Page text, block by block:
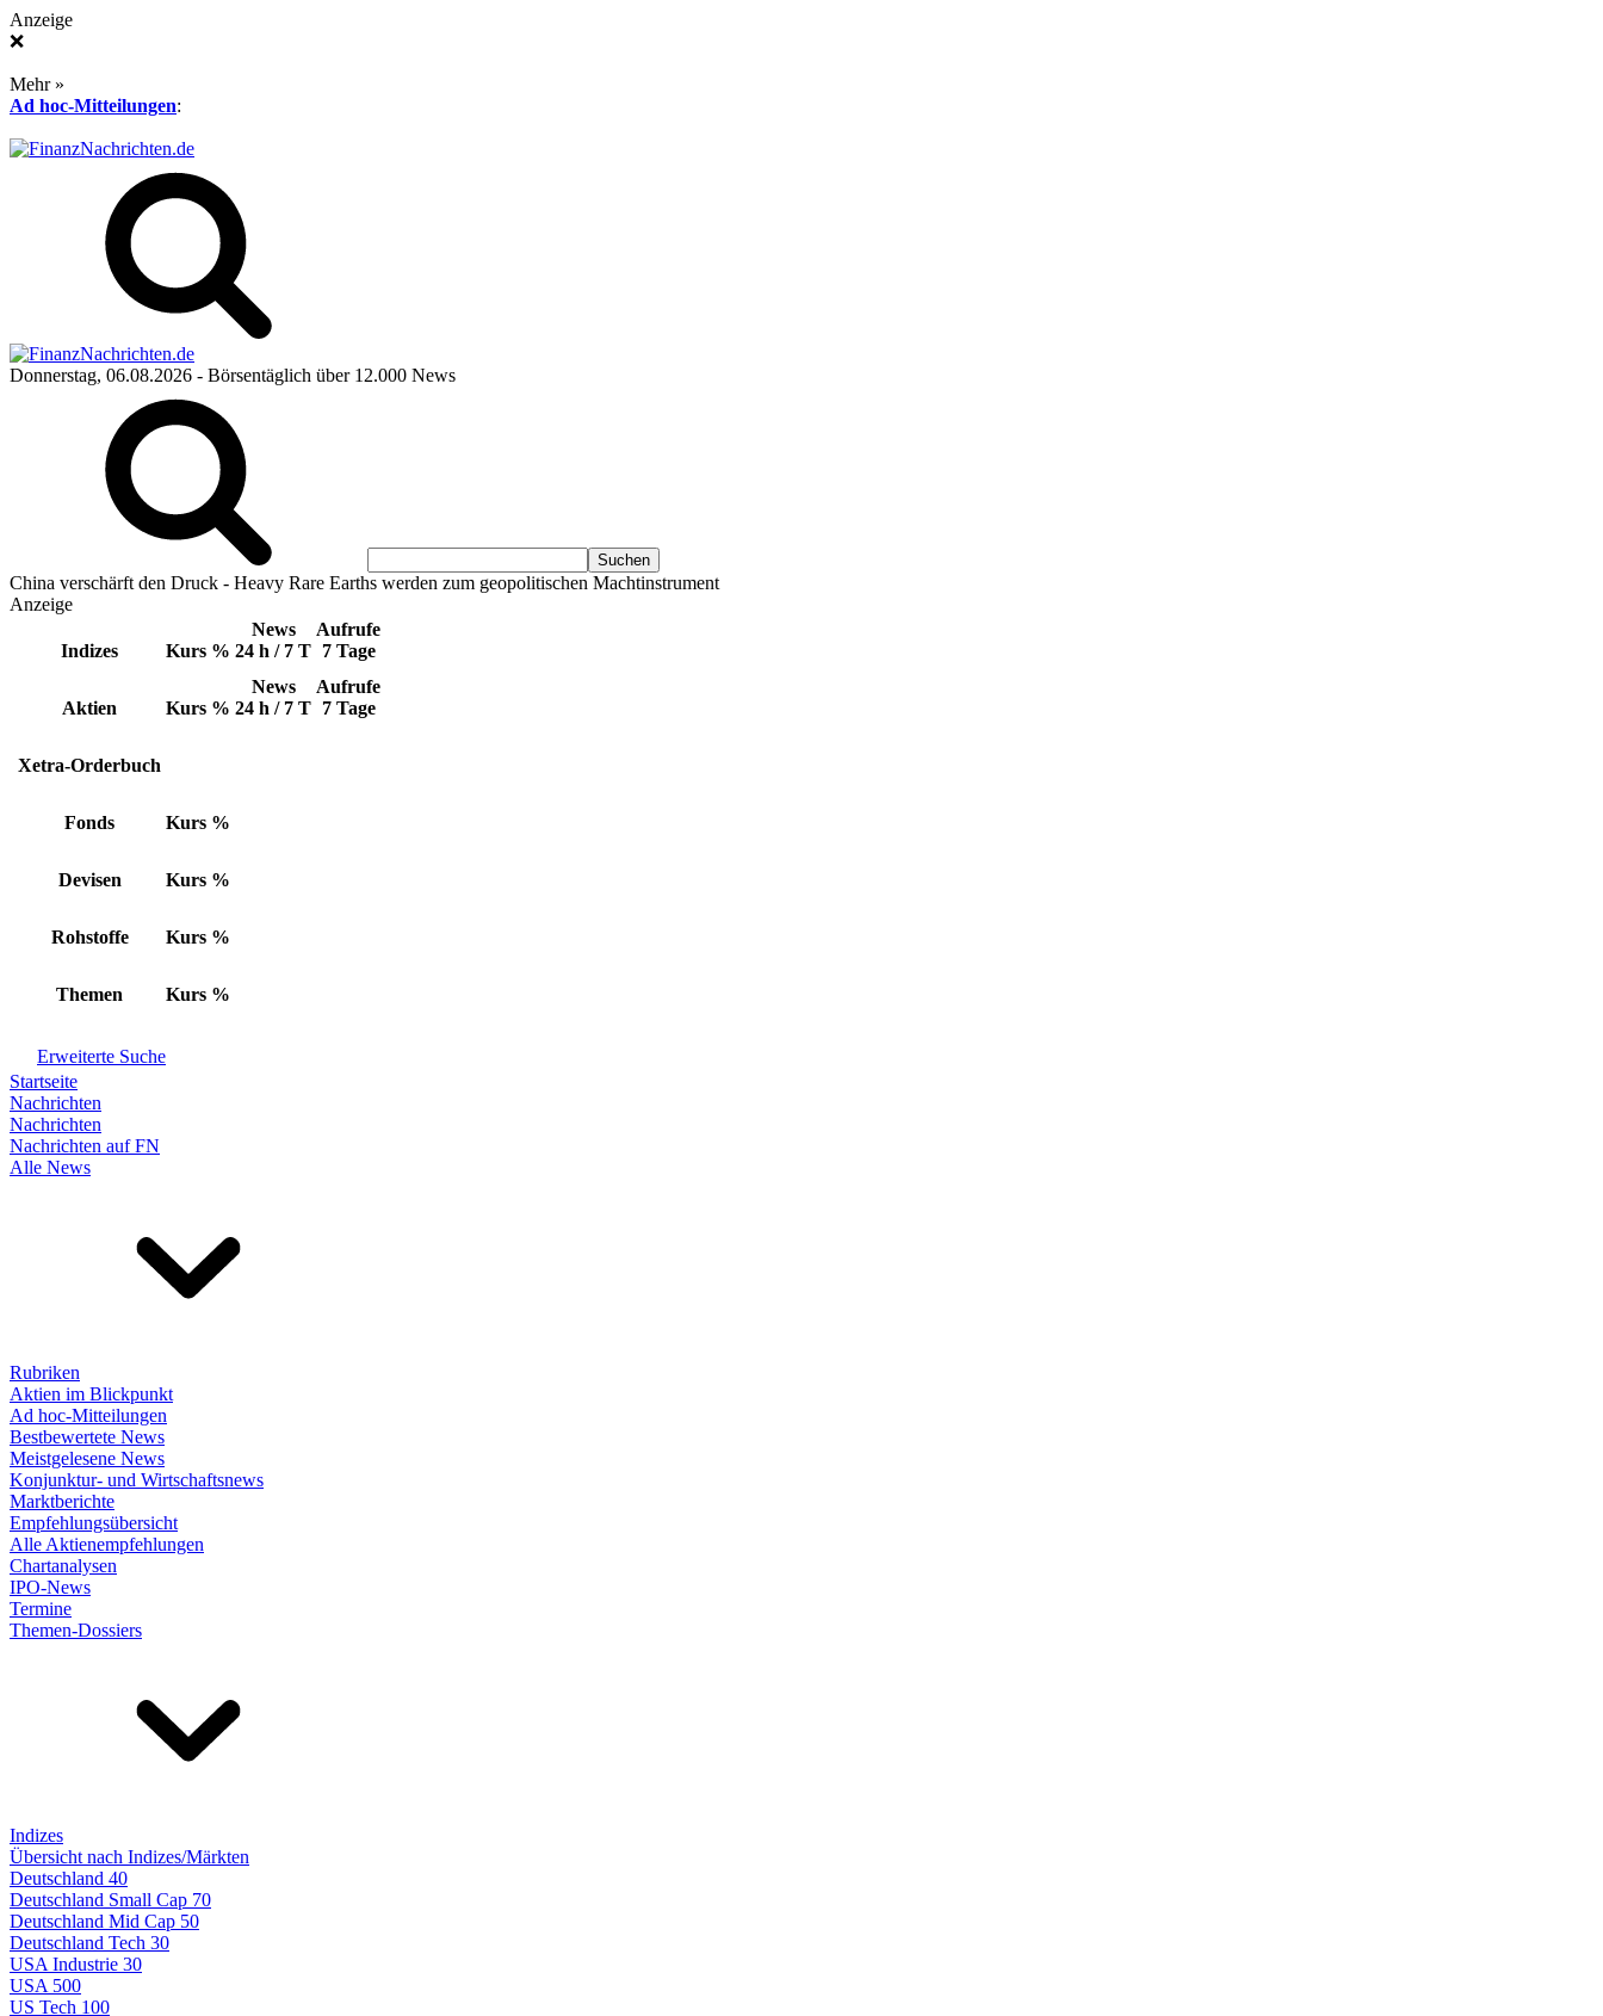
Anzeige
❌
Mehr »
Ad hoc-Mitteilungen:
Donnerstag, 06.08.2026 - Börsentäglich über 12.000 News
China verschärft den Druck - Heavy Rare Earths werden zum geopolitischen Machtinstrument
Anzeige
Indizes Kurs %
News
24 h / 7 T
Aufrufe
7 Tage
Aktien Kurs %
News
24 h / 7 T
Aufrufe
7 Tage
Xetra-Orderbuch
Fonds Kurs %
Devisen Kurs %
Rohstoffe Kurs %
Themen Kurs %
Erweiterte Suche
Startseite
Nachrichten
Nachrichten
Nachrichten auf FN
Alle News
Rubriken
Aktien im Blickpunkt
Ad hoc-Mitteilungen
Bestbewertete News
Meistgelesene News
Konjunktur- und Wirtschaftsnews
Marktberichte
Empfehlungsübersicht
Alle Aktienempfehlungen
Chartanalysen
IPO-News
Termine
Themen-Dossiers
Indizes
Übersicht nach Indizes/Märkten
Deutschland 40
Deutschland Small Cap 70
Deutschland Mid Cap 50
Deutschland Tech 30
USA Industrie 30
USA 500
US Tech 100